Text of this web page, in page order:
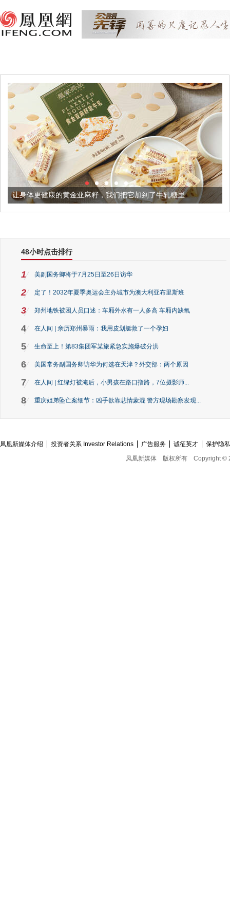
康的黄金亚麻籽，我们把它加到了牛轧糖里 被列入佛家七
48小时点击排行
1 美副国务卿将于7月25日至26日访华
2 定了！2032年夏季奥运会主办城市为澳大利亚布里斯班
3 郑州地铁被困人员口述：车厢外水有一人多高 车厢内缺氧
4 在人间 | 亲历郑州暴雨：我用皮划艇救了一个孕妇
5 生命至上！第83集团军某旅紧急实施爆破分洪
6 美国常务副国务卿访华为何选在天津？外交部：两个原因
7 在人间 | 红绿灯被淹后，小男孩在路口指路，7位摄影师...
8 重庆姐弟坠亡案细节：凶手欲靠悲情蒙混 警方现场勘察发现...
凤凰新媒体介绍 投资者关系 Investor Relations 广告服务 诚征英才
保护隐
凤凰新媒体
版权所有 Copyright ©